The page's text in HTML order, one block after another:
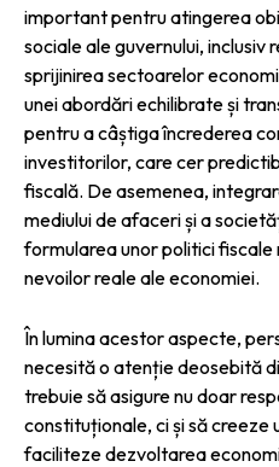
important pentru atingerea
sociale ale guvernului, inclusiv
sprijinirea sectoarelor
unei abordări echilibrate și
pentru a câștiga încrederea
investitorilor, care cer
fiscală. De asemenea,
mediului de afaceri și a
formularea unor politici
nevoilor reale ale economiei.
În lumina acestor aspecte,
necesită o atenție deosebită
trebuie să asigure nu doar
constituționale, ci și să creeze
faciliteze dezvoltarea